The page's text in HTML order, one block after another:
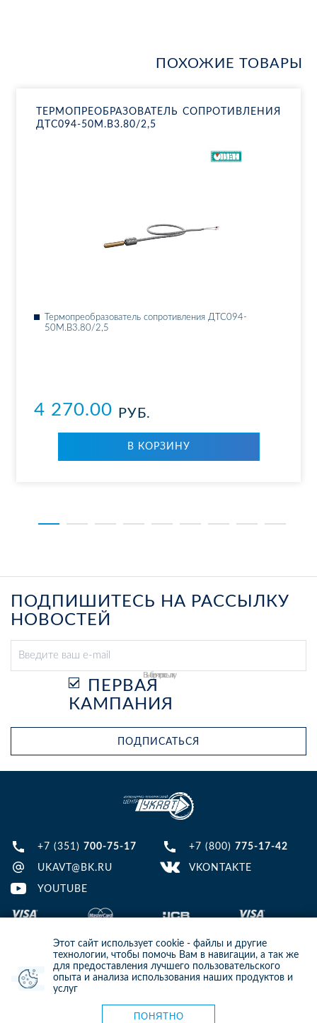
Этот сайт использует cookie - файлы и другие
технологии, чтобы помочь Вам в навигации, а так же
для предоставления лучшего пользовательского
опыта и анализа использования наших продуктов и
услуг
ПОНЯТНО
ПОХОЖИЕ ТОВАРЫ
ТЕР­МО­ПРЕ­ОБ­РА­ЗО­ВА­ТЕЛЬ СО­ПРО­ТИВ­ЛЕ­НИЯ
ДТ­С094-50М.В3.80/2,5
Тер­мо­пре­об­ра­зо­ва­тель со­про­тив­ле­ния ДТ­С094-
50М.В3.80/2,5
4 270.00 РУБ.
В КОР­ЗИ­НУ
ПОДПИШИТЕСЬ НА РАССЫЛКУ
НОВОСТЕЙ
Выберите рассылку
ПЕРВАЯ
КАМПАНИЯ
ПОДПИСАТЬСЯ
+7 (351) 700-75-17 +7 (800) 775-17-42
UKAVT@BK.RU VKONTAKTE
YOUTUBE
© 2013-2024 ООО ИТЦ УКАВТ. ИНН: 7448122124, ОГРН: 1097448007216
ИНФОРМАЦИЯ НА САЙТЕ НЕ ЯВЛЯЕТСЯ ПУБЛИЧНОЙ ОФЕРТОЙ. ДЛЯ